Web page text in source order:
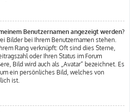
Benutzernamen angezeigt werden?
Bilder bei Ihrem Benutzernamen stehen.
Rang verknüpft: Oft sind dies Sterne,
oder Ihren Status im Forum
Bild wird auch als „Avatar“ bezeichnet. Es
ein persönliches Bild, welches von
ist.